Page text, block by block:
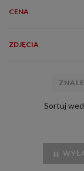
CENA
ZDJĘCIA
Sortuj